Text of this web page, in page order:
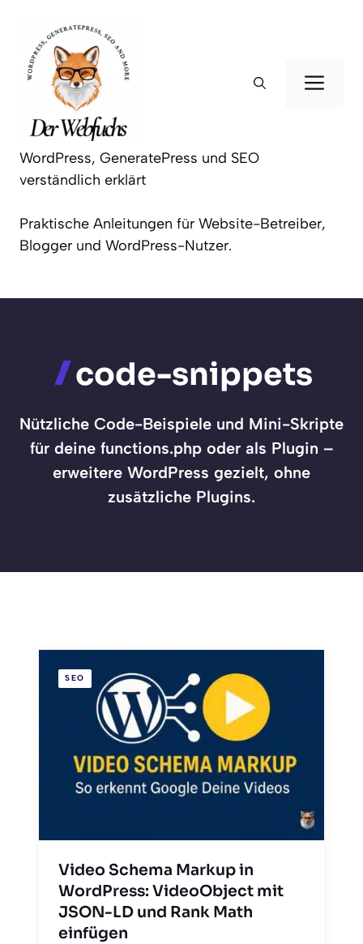
springen
WordPress, GeneratePress und SEO
verständlich erklärt
Praktische Anleitungen für Website-Betreiber,
Blogger und WordPress-Nutzer.
code-snippets
Nützliche Code-Beispiele und Mini-Skripte
für deine functions.php oder als Plugin –
erweitere WordPress gezielt, ohne
zusätzliche Plugins.
SEO
Video Schema Markup in
WordPress: VideoObject mit
JSON-LD und Rank Math
einfügen